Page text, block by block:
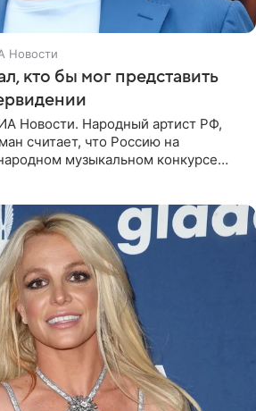
Новости
кто бы мог представить
Новости. Народный артист РФ,
считает, что Россию на
музыкальном конкурсе